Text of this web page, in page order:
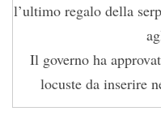
l’ultimo regalo della
Il governo ha
locuste da inserire